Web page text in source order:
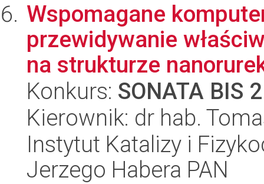
Wspomagane
przewidywanie
na strukturze
Konkurs: SONATA BIS 2
Kierownik: dr hab.
Instytut Katalizy i
Jerzego Habera PAN